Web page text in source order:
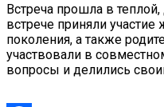
Встреча прошла в
встрече приняли
поколения, а также
участвовали в
вопросы и делились